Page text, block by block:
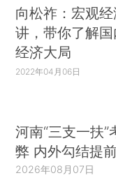
向松祚：宏观
讲，带你了解
经济大局
2022年04月06日
河南“三支一扶
弊 内外勾结提
2026年08月07日